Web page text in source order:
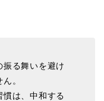
振る舞いを避け
。
慣は、中和する